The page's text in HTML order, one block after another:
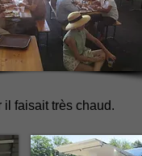
il faisait très chaud.